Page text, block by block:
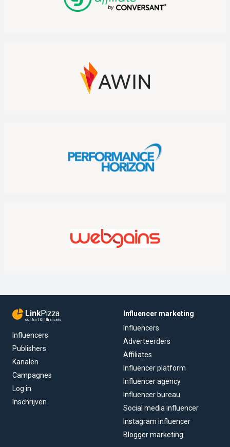
LinkPizza
content & influencers
Influencers
Publishers
Kanalen
Campagnes
Log in
Inschrijven
Influencer marketing
Influencers
Adverteerders
Affiliates
Influencer platform
Influencer agency
Influencer bureau
Social media influencer
Instagram influencer
Blogger marketing